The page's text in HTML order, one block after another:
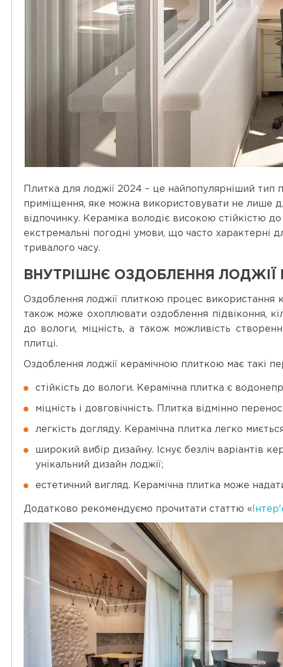
Плитка для лоджії 2024 – це найпопулярніший
приміщення, яке можна використовувати не лише
відпочинку. Кераміка володіє високою стійкістю
екстремальні погодні умови, що часто характерні
тривалого часу.
ВНУТРІШНЄ ОЗДОБЛЕННЯ
Оздоблення лоджії плиткою процес використання
також може охоплювати оздоблення підвіконня,
до вологи, міцність, а також можливість
плитці.
Оздоблення лоджії керамічною плиткою має такі
стійкість до вологи. Керамічна плитка є
міцність і довговічність. Плитка відмінно
легкість догляду. Керамічна плитка легко
широкий вибір дизайну. Існує безліч варіантів
унікальний дизайн лоджії;
естетичний вигляд. Керамічна плитка може
Додатково рекомендуємо прочитати статтю «